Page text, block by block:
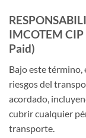
IMCOTEM
Paid)
Bajo este término,
riesgos del
acordado,
cubrir cualquier
transporte.